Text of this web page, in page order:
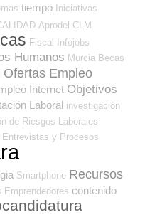
tiempo Iniciativas
Aprodel CLM
Fiscal
Infojobs
Humanos Murcia Becas
Ofertas Empleo
Internet Objetivos
Laboral investigación
de Riesgos Laborales
Entrevistas y Procesos
Smartphone Recursos
Emprendedores contenido